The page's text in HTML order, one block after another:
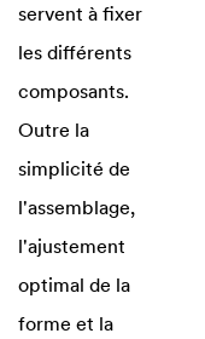
servent à fixer
les différents
composants.
Outre la
simplicité de
l'assemblage,
l'ajustement
optimal de la
forme et la